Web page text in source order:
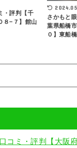
・評判【千
８−７】館山
さかもと
葉県船橋
０】東船
索:
コミ・評判【大阪